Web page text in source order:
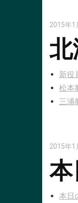
2015年1
新役
松本
三浦
2015年1
本日